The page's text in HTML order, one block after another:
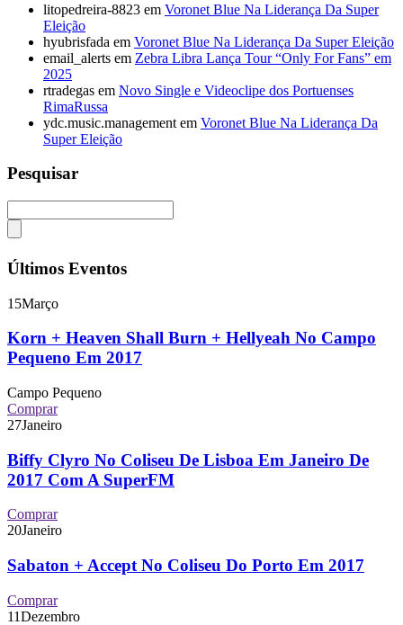
litopedreira-8823 em Voronet Blue Na Liderança Da Super
Eleição
hyubrisfada em Voronet Blue Na Liderança Da Super Eleição
email_alerts em Zebra Libra Lança Tour “Only For Fans” em
2025
rtradegas em Novo Single e Videoclipe dos Portuenses
RimaRussa
ydc.music.management em Voronet Blue Na Liderança Da
Super Eleição
Pesquisar
Últimos Eventos
15Março
Korn + Heaven Shall Burn + Hellyeah No Campo
Pequeno Em 2017
Campo Pequeno
Comprar
27Janeiro
Biffy Clyro No Coliseu De Lisboa Em Janeiro De
2017 Com A SuperFM
Comprar
20Janeiro
Sabaton + Accept No Coliseu Do Porto Em 2017
Comprar
11Dezembro